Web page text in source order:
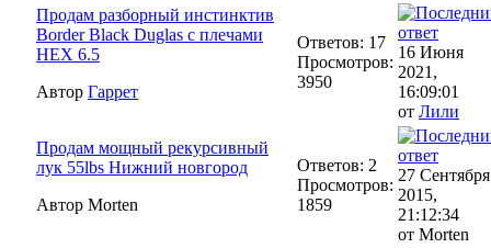
Продам разборный инстинктив
Border Black Duglas с плечами
HEX 6.5
Автор Гаррет
Ответов: 17
Просмотров:
3950
16 Июня
2021,
16:09:01
от Лили
Продам мощный рекурсивный
лук 55lbs Нижний новгород
Автор Morten
Ответов: 2
Просмотров:
1859
27 Сентября
2015,
21:12:34
от Morten